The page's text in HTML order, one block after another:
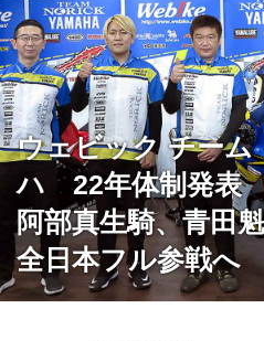
ウェビック チーム
ハ 22年体制発表
阿部真生騎、青田
全日本フル参戦へ